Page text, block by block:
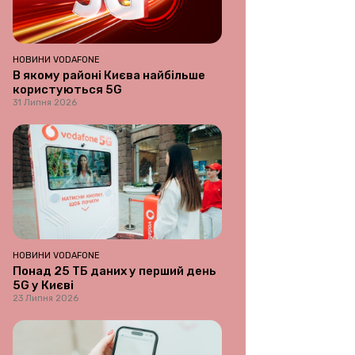
НОВИНИ VODAFONE
В якому районі Києва найбільше
користуються 5G
31 Липня 2026
НОВИНИ VODAFONE
Понад 25 ТБ даних у перший день
5G у Києві
23 Липня 2026